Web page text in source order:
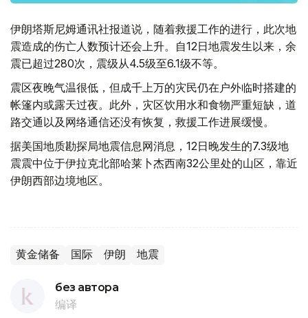
伊朗塔斯尼姆通讯社报道说，随着救援工作的进行，此次地
震造成的伤亡人数预计还会上升。自12日地震发生以来，余
震已超过280次，震级从4.5级至6.1级不等。
震区夜晚气温很低，但成千上万的灾民仍在户外临时搭建的
帐篷内或露天过夜。此外，灾区饮用水和食物严重短缺，道
路交通以及网络通信还没有恢复，救援工作进展缓慢。
据美国地质勘探局地震信息网消息，12日晚发生的7.3级地
震震中位于伊拉克北部哈莱卜杰西南32公里处的山区，靠近
伊朗西部边境地区。
黄金储备 国际 伊朗 地震
без автора
编译